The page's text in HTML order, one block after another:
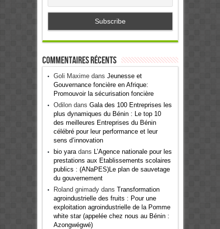
Commentaires récents
Goli Maximedans Jeunesse et
Gouvernance foncière en Afrique:
Promouvoir la sécurisation foncière
Odilondans Gala des 100 Entreprises les
plus dynamiques du Bénin : Le top 10
des meilleures Entreprises du Bénin
célébré pour leur performance et leur
sens d’innovation
bio yaradans
L’Agence nationale pour les
prestations aux Etablissements scolaires
publics : (ANaPES)Le plan de sauvetage
du gouvernement
Roland gnimadydans Transformation
agroindustrielle des fruits : Pour une
exploitation agroindustrielle de la Pomme
white star (appelée chez nous au Bénin :
Azongwégwé)